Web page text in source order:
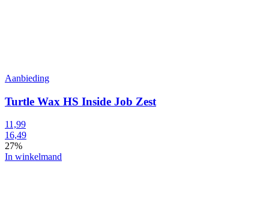
Aanbieding
Turtle Wax HS Inside Job Zest
11,99
16,49
27%
In winkelmand